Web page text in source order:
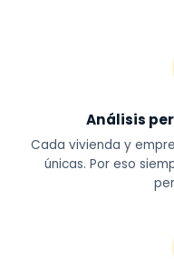
Análisis
Cada vivienda y
únicas. Por eso